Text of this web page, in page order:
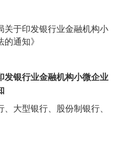
关于印发银行业金融机构小
通知》
发银行业金融机构小微企业
大型银行、股份制银行、